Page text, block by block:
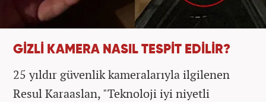
GİZLİ KAMERA NASIL TESPİT EDİLİR?
25 yıldır güvenlik kameralarıyla ilgilenen
Resul Karaaslan, "Teknoloji iyi niyetli